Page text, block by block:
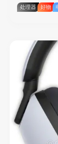
处理器 好物